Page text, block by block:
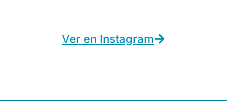
Ver en Instagram